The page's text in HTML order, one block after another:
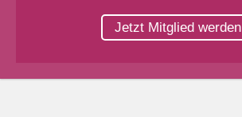
Jetzt Mitglied werden